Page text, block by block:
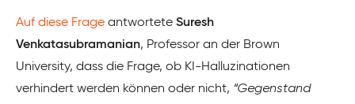
Auf diese Frage antwortete Suresh
Venkatasubramanian, Professor an der Brown
University, dass die Frage, ob KI-Halluzinationen
verhindert werden können oder nicht, “Gegenstand